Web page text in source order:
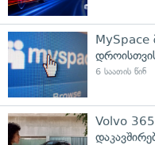
MySpace
6 საათის წინ
Volvo